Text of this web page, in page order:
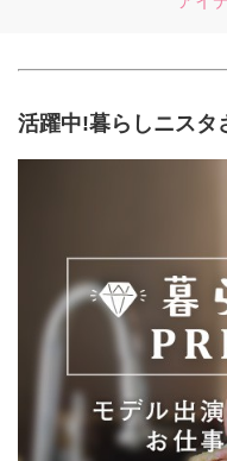
活躍中!暮らしニスタ